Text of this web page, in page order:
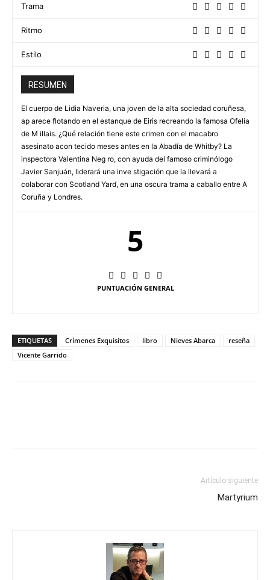
Trama
Ritmo
Estilo
RESUMEN
El cuerpo de Lidia Naveria, una joven de la alta sociedad coruñesa,
ap arece flotando en el estanque de Eiris recreando la famosa Ofelia
de M illais. ¿Qué relación tiene este crimen con el macabro
asesinato acon tecido meses antes en la Abadía de Whitby? La
inspectora Valentina Neg ro, con ayuda del famoso criminólogo
Javier Sanjuán, liderará una inve stigación que la llevará a
colaborar con Scotland Yard, en una oscura trama a caballo entre A
Coruña y Londres.
5
PUNTUACIÓN GENERAL
ETIQUETAS Crímenes Exquisitos libro Nieves Abarca
reseña
Vicente Garrido
Artículo siguiente
Martyrium